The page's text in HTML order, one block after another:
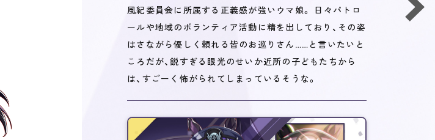
風紀委員会に所属する正義感が強いウマ娘。 日々パトロ
ールや地域のボランティア活動に精を出しており、その姿
はさながら優しく頼れる皆のお巡りさん……と言いたいと
ころだが、鋭すぎる眼光のせいか近所の子どもたちから
は、すごーく怖がられてしまっているそうな。